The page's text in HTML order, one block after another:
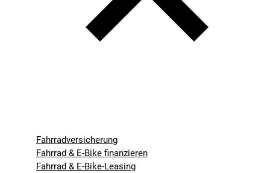
Fahrradversicherung
Fahrrad & E-Bike finanzieren
Fahrrad & E-Bike-Leasing